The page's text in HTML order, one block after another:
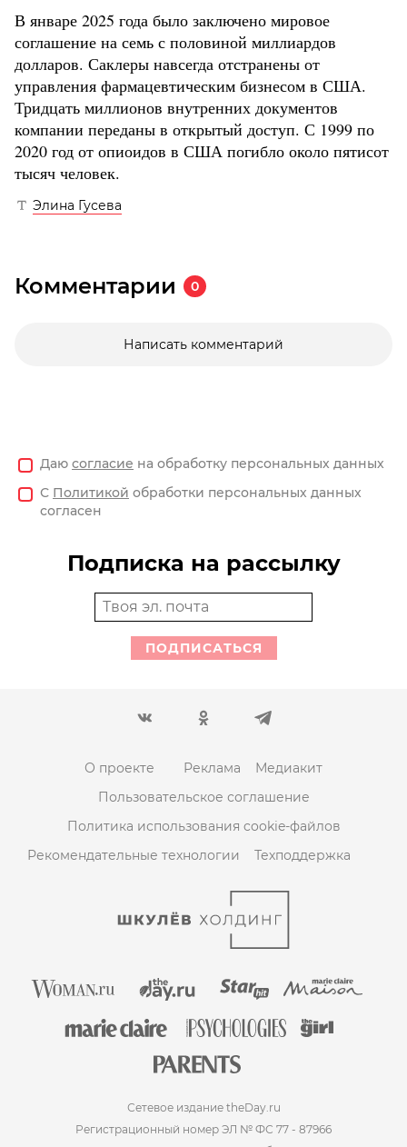
В январе 2025 года было заключено мировое
соглашение на семь с половиной миллиардов
долларов. Саклеры навсегда отстранены от
управления фармацевтическим бизнесом в США.
Тридцать миллионов внутренних документов
компании переданы в открытый доступ. С 1999 по
2020 год от опиоидов в США погибло около пятисот
тысяч человек.
Элина Гусева
Комментарии 0
Написать комментарий
Даю согласие на обработку персональных данных
С Политикой обработки персональных данных
согласен
Подписка на рассылку
ПОДПИСАТЬСЯ
О проекте Реклама
Медиакит
Пользовательское соглашение
Политика использования cookie-файлов
Рекомендательные технологии
Техподдержка
Сетевое издание theDay.ru
Регистрационный номер ЭЛ № ФС 77 - 87966